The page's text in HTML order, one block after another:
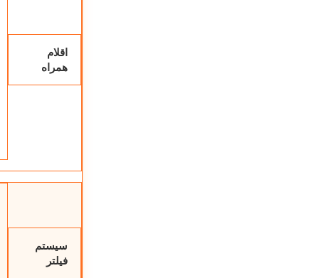
اقلام
همراه
سیستم
فیلتر